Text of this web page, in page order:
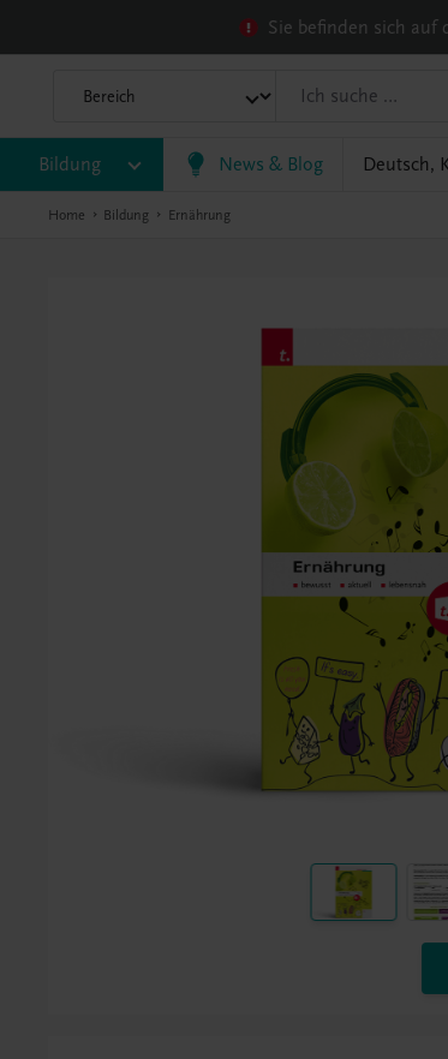
Sie befinden sich auf
Bildung News & Blog Deutsch,
Home Bildung Ernährung